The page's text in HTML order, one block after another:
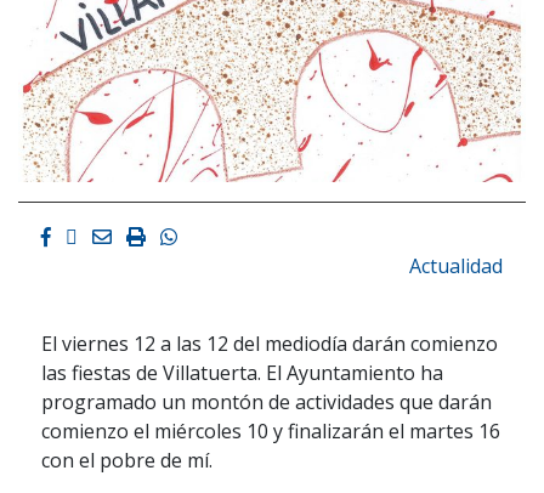
Facebook
Twitter
EmailImprimirWhatsapp
Actualidad
El viernes 12 a las 12 del mediodía darán comienzo
las fiestas de Villatuerta. El Ayuntamiento ha
programado un montón de actividades que darán
comienzo el miércoles 10 y finalizarán el martes 16
con el pobre de mí.